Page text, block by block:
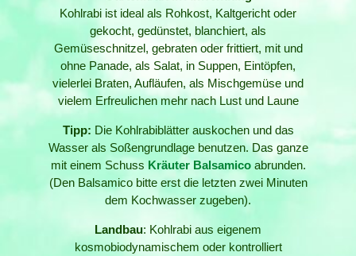
Kohlrabi ist ideal als Rohkost, Kaltgericht oder
gekocht, gedünstet, blanchiert, als
Gemüseschnitzel, gebraten oder frittiert, mit und
ohne Panade, als Salat, in Suppen, Eintöpfen,
vielerlei Braten, Aufläufen, als Mischgemüse und
vielem Erfreulichen mehr nach Lust und Laune
Tipp: Die Kohlrabiblätter auskochen und das
Wasser als Soßengrundlage benutzen. Das ganze
mit einem Schuss Kräuter Balsamicoabrunden.
(Den Balsamico bitte erst die letzten zwei Minuten
dem Kochwasser zugeben).
Landbau: Kohlrabi aus eigenem
kosmobiodynamischem oder kontrolliert